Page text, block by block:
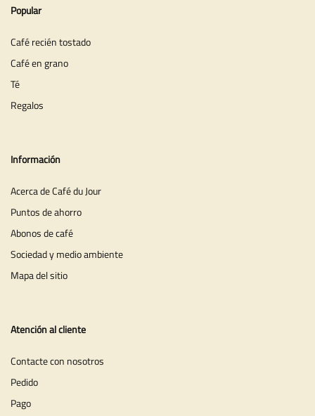
Popular
Café recién tostado
Café en grano
Té
Regalos
Información
Acerca de Café du Jour
Puntos de ahorro
Abonos de café
Sociedad y medio ambiente
Mapa del sitio
Atención al cliente
Contacte con nosotros
Pedido
Pago